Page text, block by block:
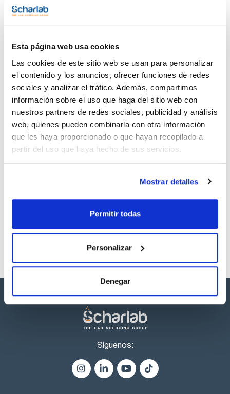
Esta página web usa cookies
Las cookies de este sitio web se usan para personalizar
el contenido y los anuncios, ofrecer funciones de redes
sociales y analizar el tráfico. Además, compartimos
información sobre el uso que haga del sitio web con
nuestros partners de redes sociales, publicidad y análisis
web, quienes pueden combinarla con otra información
que les haya proporcionado o que hayan recopilado a
partir del uso que haya hecho de sus servicios.
Mostrar detalles
Permitir todas
Personalizar
Denegar
Talla : XL
Grosor (mm) : 0,60
Ver más
Documentación técnica
TDS / Ficha técnica
Regístrate para
descargas
COA
Regístrate para
descargas
SDS/ Hoja de seguridad
Regístrate para
descargas
Los productos marcados con esta imagen son
listos para una entrega inmediata.
Síguenos: